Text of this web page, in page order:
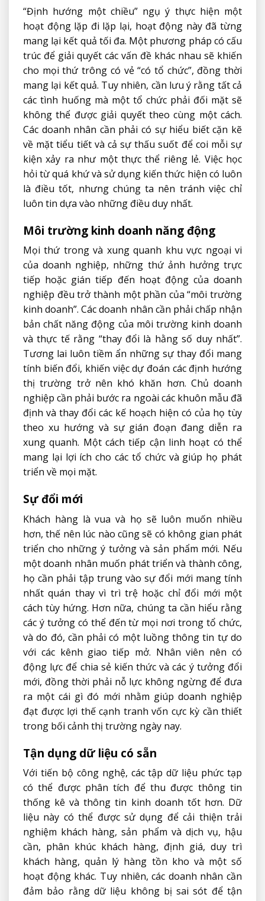
“Định hướng một chiều” ngụ ý thực hiện một
hoạt động lặp đi lặp lại, hoạt động này đã từng
mang lại kết quả tối đa. Một phương pháp có cấu
trúc để giải quyết các vấn đề khác nhau sẽ khiến
cho mọi thứ trông có vẻ “có tổ chức”, đồng thời
mang lại kết quả. Tuy nhiên, cần lưu ý rằng tất cả
các tình huống mà một tổ chức phải đối mặt sẽ
không thể được giải quyết theo cùng một cách.
Các doanh nhân cần phải có sự hiểu biết cặn kẽ
về mặt tiểu tiết và cả sự thấu suốt để coi mỗi sự
kiện xảy ra như một thực thể riêng lẻ. Việc học
hỏi từ quá khứ và sử dụng kiến ​​thức hiện có luôn
là điều tốt, nhưng chúng ta nên tránh việc chỉ
luôn tin dựa vào những điều duy nhất.
Môi trường kinh doanh năng động
Mọi thứ trong và xung quanh khu vực ngoại vi
của doanh nghiệp, những thứ ảnh hưởng trực
tiếp hoặc gián tiếp đến hoạt động của doanh
nghiệp đều trở thành một phần của “môi trường
kinh doanh”. Các doanh nhân cần phải chấp nhận
bản chất năng động của môi trường kinh doanh
và thực tế rằng “thay đổi là hằng số duy nhất”.
Tương lai luôn tiềm ẩn những sự thay đổi mang
tính biến đổi, khiến việc dự đoán các định hướng
thị trường trở nên khó khăn hơn. Chủ doanh
nghiệp cần phải bước ra ngoài các khuôn mẫu đã
định và thay đổi các kế hoạch hiện có của họ tùy
theo xu hướng và sự gián đoạn đang diễn ra
xung quanh. Một cách tiếp cận linh hoạt có thể
mang lại lợi ích cho các tổ chức và giúp họ phát
triển về mọi mặt.
Sự đổi mới
Khách hàng là vua và họ sẽ luôn muốn nhiều
hơn, thế nên lúc nào cũng sẽ có không gian phát
triển cho những ý tưởng và sản phẩm mới. Nếu
một doanh nhân muốn phát triển và thành công,
họ cần phải tập trung vào sự đổi mới mang tính
nhất quán thay vì trì trệ hoặc chỉ đổi mới một
cách tùy hứng. Hơn nữa, chúng ta cần hiểu rằng
các ý tưởng có thể đến từ mọi nơi trong tổ chức,
và do đó, cần phải có một luồng thông tin tự do
với các kênh giao tiếp mở. Nhân viên nên có
động lực để chia sẻ kiến ​​thức và các ý tưởng đổi
mới, đồng thời phải nỗ lực không ngừng để đưa
ra một cái gì đó mới nhằm giúp doanh nghiệp
đạt được lợi thế cạnh tranh vốn cực kỳ cần thiết
trong bối cảnh thị trường ngày nay.
Tận dụng dữ liệu có sẵn
Với tiến bộ công nghệ, các tập dữ liệu phức tạp
có thể được phân tích để thu được thông tin
thống kê và thông tin kinh doanh tốt hơn. Dữ
liệu này có thể được sử dụng để cải thiện trải
nghiệm khách hàng, sản phẩm và dịch vụ, hậu
cần, phân khúc khách hàng, định giá, duy trì
khách hàng, quản lý hàng tồn kho và một số
hoạt động khác. Tuy nhiên, các doanh nhân cần
đảm bảo rằng dữ liệu không bị sai sót để tận